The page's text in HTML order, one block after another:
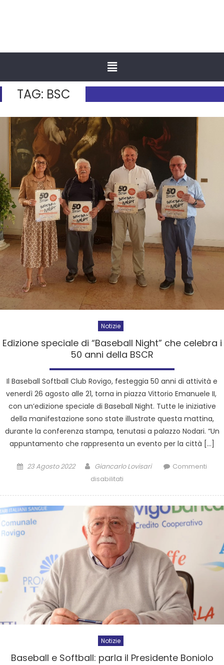
TAG: BSC
Notizie
Edizione speciale di “Baseball Night” che celebra i
50 anni della BSCR
Il Baseball Softball Club Rovigo, festeggia 50 anni di attività e
venerdì 26 agosto alle 21, torna in piazza Vittorio Emanuele II,
con un’edizione speciale di Baseball Night. Tutte le iniziative
della manifestazione sono state illustrate questa mattina,
durante la conferenza stampa, tenutasi a palazzo Nodari. “Un
appuntamento che rappresenta un evento per la città […]
23 Agosto 2022 Giancarlo Lovisari
Commenti
disabilitati
Notizie
Baseball e Softball: parla il Presidente Boniolo